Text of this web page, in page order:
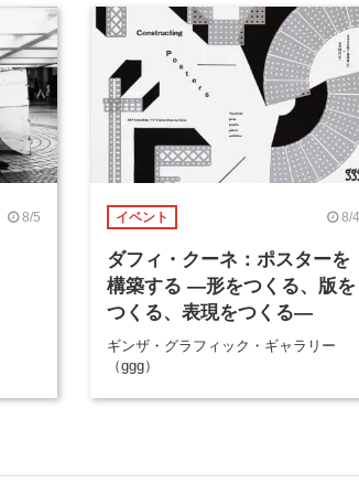
8/5 イベント 8/4
ダフィ・クーネ：ポスターを
構築する ―形をつくる、版を
つくる、表現をつくる―
ギンザ・グラフィック・ギャラリー
（ggg）